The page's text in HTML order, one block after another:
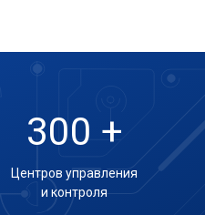
300 +
Центров управления
и контроля